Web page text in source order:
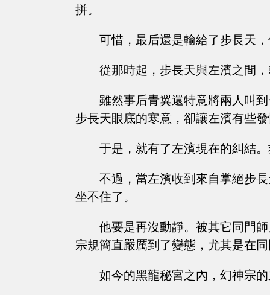
拼。
可惜，最后還是輸給了步長天
從那時起，步長天與左濱之間
雖然事后青翼還特意將兩人叫
步長天眼底的寒意，卻讓左濱有些
于是，就有了左濱現在的糾結
不過，當左濱收到來自掌絕步
坐不住了。
他要是再沒動靜。被其它同門
宗規簡直嚴厲到了變態，尤其是在
如今的黑龍秘宮之內，幻神宗